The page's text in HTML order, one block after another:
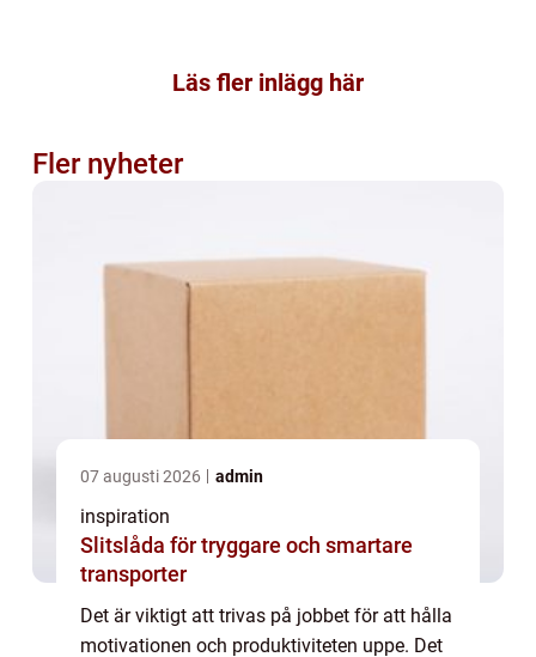
Läs fler inlägg här
Fler nyheter
07 augusti 2026 admin
inspiration
Slitslåda för tryggare och smartare
transporter
Det är viktigt att trivas på jobbet för att hålla
motivationen och produktiviteten uppe. Det